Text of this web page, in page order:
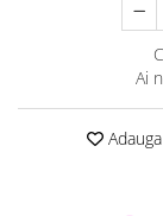
Laptopuri si
Telefoane
Wearable &
Electrocasnice &
Ai